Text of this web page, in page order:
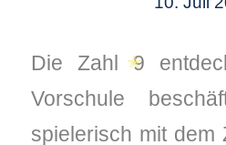
Die Zahl 9
Vorschule
spielerisch mit dem